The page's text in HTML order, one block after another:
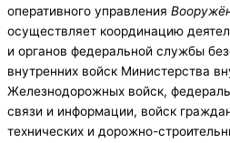
оперативного управления
осуществляет координацию
и органов федеральной службы
внутренних войск Министерства
Железнодорожных войск,
связи и информации, войск
технических и дорожно-